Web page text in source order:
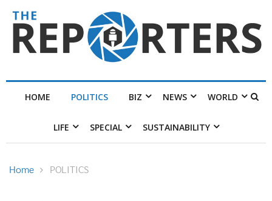
HOME POLITICS BIZ NEWS WORLD
LIFE SPECIAL SUSTAINABILITY
Home POLITICS